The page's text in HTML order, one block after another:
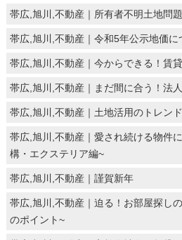
帯広,旭川,不動産｜所有者不明土地問
帯広,旭川,不動産｜令和5年公示地価に
帯広,旭川,不動産｜今からできる！賃
帯広,旭川,不動産｜まだ間に合う！法
帯広,旭川,不動産｜土地活用のトレンド
帯広,旭川,不動産｜愛され続ける物件
構・エクステリア編~
帯広,旭川,不動産｜謹賀新年
帯広,旭川,不動産｜迫る！お部屋探し
のポイント~